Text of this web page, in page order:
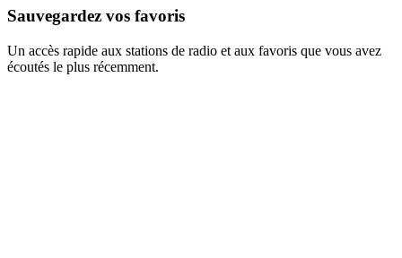
Sauvegardez vos favoris
Un accès rapide aux stations de radio et aux favoris que vous avez
écoutés le plus récemment.